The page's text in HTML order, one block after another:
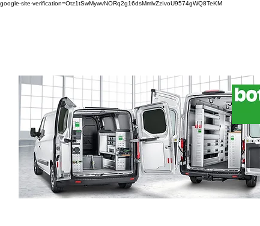
google-site-verification=Otz1tSwMywvNORq2g16dsMmlvZzIvoU9574gWQ8TeKM